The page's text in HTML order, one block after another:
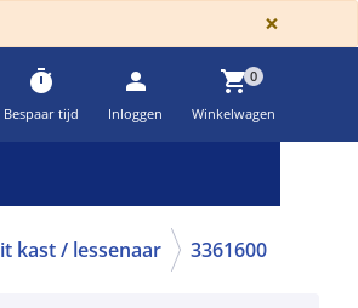
×
timer
Bespaar tijd
person
Inloggen
shopping_cart0
Winkelwagen
kast / lessenaar 3361600